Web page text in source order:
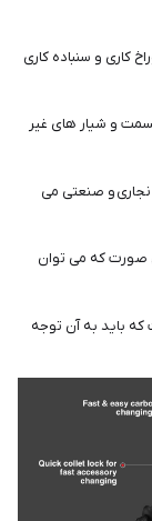
کاری و سنباده کاری
و شیار های غیر
مناسب مصارف نجاری و صنعتی می
صورت که می توان
باید به آن توجه